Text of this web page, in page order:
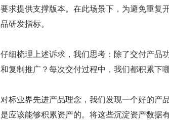
要求提供支撑版本。在此场景下，为避免重复
品研发指标。
仔细梳理上述诉求，我们思考：除了交付产品
和复制推广？每次交付过程中，我们都积累下
对标业界先进产品理念，我们发现一个好的产
是应该能够积累资产的。将这些沉淀资产数据